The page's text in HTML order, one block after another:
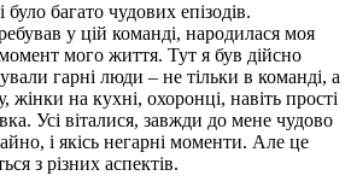
багато чудових епізодів.
у цій команді, народилася моя
мого життя. Тут я був дійсно
гарні люди – не тільки в команді, а
жінки на кухні, охоронці, навіть прості
Усі віталися, завжди до мене чудово
і якісь негарні моменти. Але це
з різних аспектів.